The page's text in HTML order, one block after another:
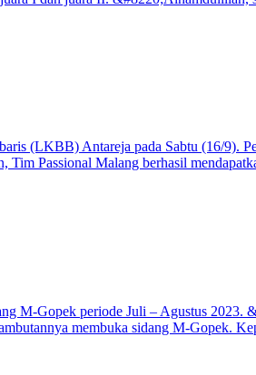
(LKBB) Antareja pada Sabtu (16/9).
Passional Malang berhasil
M-Gopek periode Juli – Agustus 2023.
membuka sidang M-Gopek.